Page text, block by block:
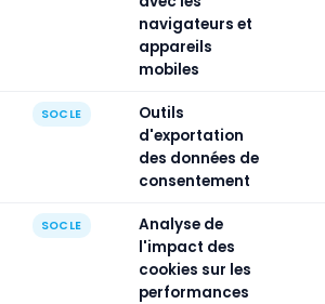
navigateurs et
appareils
mobiles
SOCLE
Outils
d'exportation
des données de
consentement
SOCLE
Analyse de
l'impact des
cookies sur les
performances